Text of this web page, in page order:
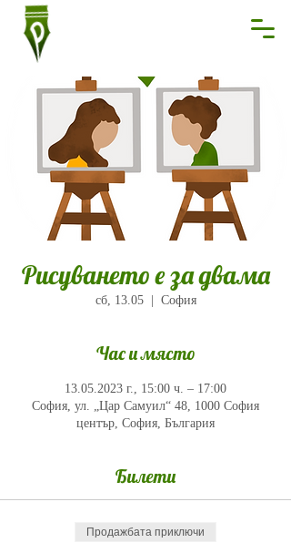
Рисуването е за двама
сб, 13.05
  |
София
Час и място
13.05.2023 г., 15:00 ч. – 17:00
София, ул. „Цар Самуил“ 48, 1000 София
център, София, България
Билети
Продажбата приключи